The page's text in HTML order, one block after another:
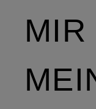
MIR